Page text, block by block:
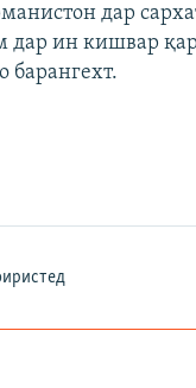
720p 1080p
дар
дар ин кишвар
барангехт.